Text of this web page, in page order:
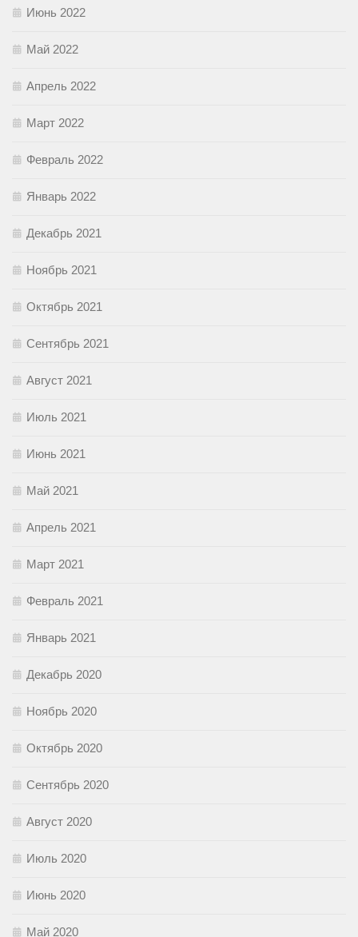
Июнь 2022
Май 2022
Апрель 2022
Март 2022
Февраль 2022
Январь 2022
Декабрь 2021
Ноябрь 2021
Октябрь 2021
Сентябрь 2021
Август 2021
Июль 2021
Июнь 2021
Май 2021
Апрель 2021
Март 2021
Февраль 2021
Январь 2021
Декабрь 2020
Ноябрь 2020
Октябрь 2020
Сентябрь 2020
Август 2020
Июль 2020
Июнь 2020
Май 2020